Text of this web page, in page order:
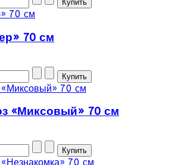
70 см
«Миксовый» 70 см